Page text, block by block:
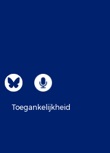
Toegankelijkheid